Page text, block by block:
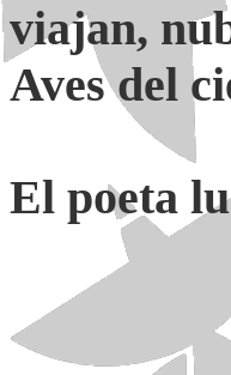
viajan,
Aves del
El poeta